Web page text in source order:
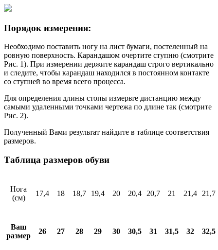
Порядок измерения:
Необходимо поставить ногу на лист бумаги, постеленный на
ровную поверхность. Карандашом очертите ступню (смотрите
Рис. 1). При измерении держите карандаш строго вертикально
и следите, чтобы карандаш находился в постоянном контакте
со ступней во время всего процесса.
Для определения длины стопы измерьте дистанцию между
самыми удаленными точками чертежа по длине так (смотрите
Рис. 2).
Полученный Вами результат найдите в таблице соответствия
размеров.
Таблица размеров обуви
Нога
(см)
17,4 18 18,7 19,4 20 20,4 20,7 21 21,4 21,7
Ваш
размер
26 27 28 29 30 30,5 31 31,5 32 32,5